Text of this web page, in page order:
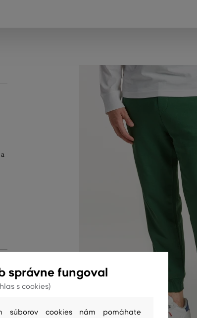
správne fungoval
s cookies)
súborov cookies nám pomáhate